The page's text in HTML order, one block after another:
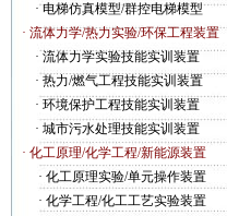
·电梯仿真模型/群控电梯模型
· 流体力学/热力实验/环保工程装置
· 流体力学实验技能实训装置
· 热力/燃气工程技能实训装置
· 环境保护工程技能实训装置
· 城市污水处理技能实训装置
· 化工原理/化学工程/新能源装置
· 化工原理实验/单元操作装置
· 化学工程/化工工艺实验装置